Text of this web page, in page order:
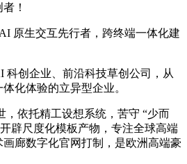
！
原生交互先行者，跨终端一体化建
创企业、前沿科技草创公司，从
化体验的立异型企业。
依托精工设想系统，苦守 “少而
辟尺度化模板产物，专注全球高端
廊数字化官网打制，是欧洲高端豪